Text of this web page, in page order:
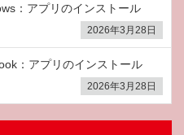
：アプリのインストール
2026年3月28日
：アプリのインストール
2026年3月28日